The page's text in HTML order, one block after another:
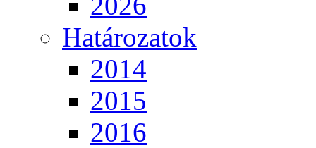
Határozatok
2014
2015
2016